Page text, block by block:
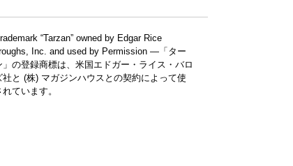
“Tarzan” owned by Edgar Rice
Inc. and used by Permission —「ター
」の登録商標は、米国エドガー・ライス・バロ
社と (株) マガジンハウスとの契約によって使
れています。